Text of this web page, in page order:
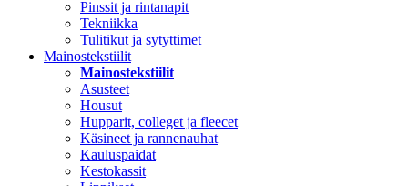
Pinssit ja rintanapit
Tekniikka
Tulitikut ja sytyttimet
Mainostekstiilit
Mainostekstiilit
Asusteet
Housut
Hupparit, colleget ja fleecet
Käsineet ja rannenauhat
Kauluspaidat
Kestokassit